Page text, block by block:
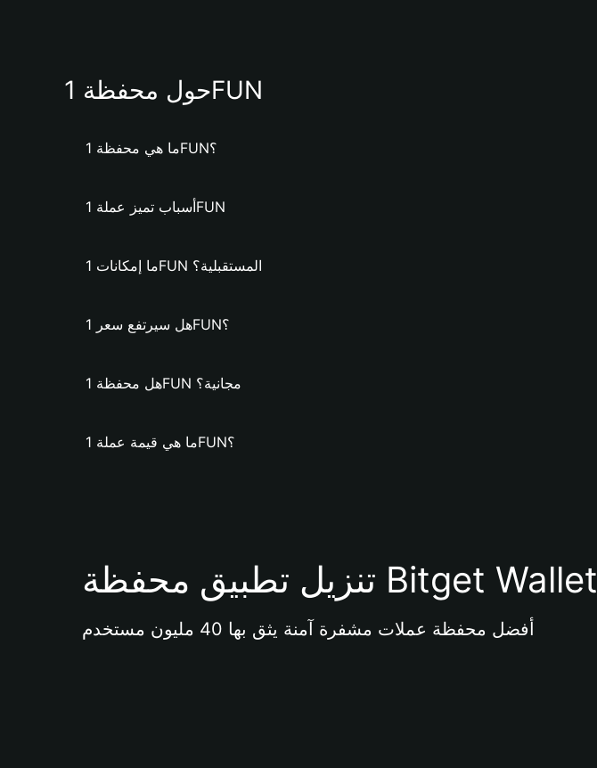
حول محفظة 1FUN
ما هي محفظة 1FUN؟
أسباب تميز عملة 1FUN
ما إمكانات 1FUN المستقبلية؟
هل سيرتفع سعر 1FUN؟
هل محفظة 1FUN مجانية؟
ما هي قيمة عملة 1FUN؟
تنزيل تطبيق محفظة Bitget Wallet
أفضل محفظة عملات مشفرة آمنة يثق بها 40 مليون مستخدم